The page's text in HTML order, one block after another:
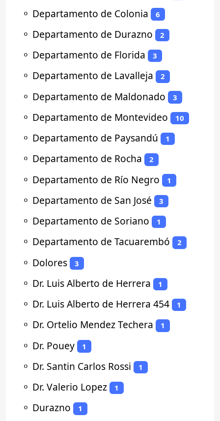
⚬ Departamento de Colonia 6
⚬ Departamento de Durazno 2
⚬ Departamento de Florida 3
⚬ Departamento de Lavalleja 2
⚬ Departamento de Maldonado 3
⚬ Departamento de Montevideo 10
⚬ Departamento de Paysandú 1
⚬ Departamento de Rocha 2
⚬ Departamento de Río Negro 1
⚬ Departamento de San José 3
⚬ Departamento de Soriano 1
⚬ Departamento de Tacuarembó 2
⚬ Dolores 3
⚬ Dr. Luis Alberto de Herrera 1
⚬ Dr. Luis Alberto de Herrera 454 1
⚬ Dr. Ortelio Mendez Techera 1
⚬ Dr. Pouey 1
⚬ Dr. Santin Carlos Rossi 1
⚬ Dr. Valerio Lopez 1
⚬ Durazno 1